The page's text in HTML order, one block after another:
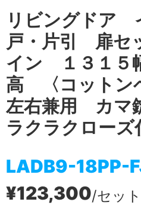
リビングドア
戸・片引 扉セ
イン １３１５
高 〈コットン
左右兼用 カ
ラクラクローズ
LADB9-18PP-
¥123,300/セット